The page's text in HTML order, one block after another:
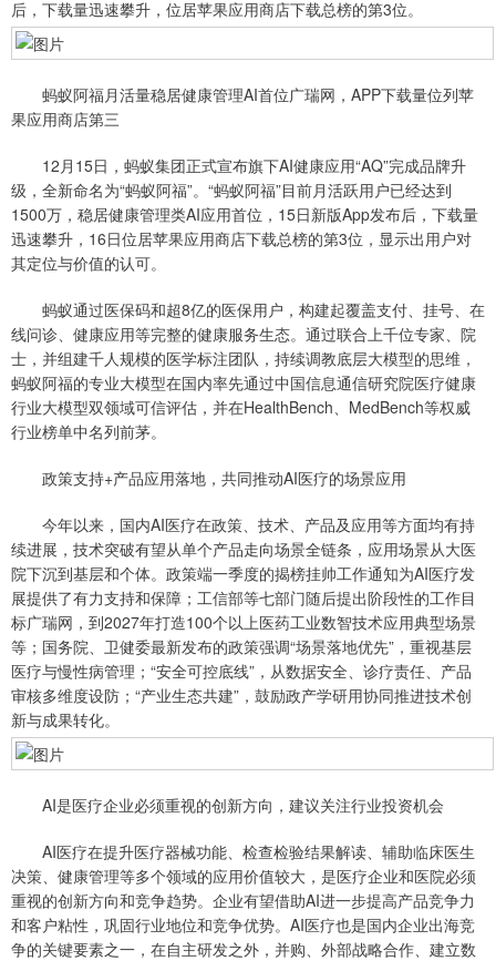
后，下载量迅速攀升，位居苹果应用商店下载总榜的第3位。
蚂蚁阿福月活量稳居健康管理AI首位广瑞网，APP下载量位列苹
果应用商店第三
12月15日，蚂蚁集团正式宣布旗下AI健康应用“AQ”完成品牌升
级，全新命名为“蚂蚁阿福”。“蚂蚁阿福”目前月活跃用户已经达到
1500万，稳居健康管理类AI应用首位，15日新版App发布后，下载量
迅速攀升，16日位居苹果应用商店下载总榜的第3位，显示出用户对
其定位与价值的认可。
蚂蚁通过医保码和超8亿的医保用户，构建起覆盖支付、挂号、在
线问诊、健康应用等完整的健康服务生态。通过联合上千位专家、院
士，并组建千人规模的医学标注团队，持续调教底层大模型的思维，
蚂蚁阿福的专业大模型在国内率先通过中国信息通信研究院医疗健康
行业大模型双领域可信评估，并在HealthBench、MedBench等权威
行业榜单中名列前茅。
政策支持+产品应用落地，共同推动AI医疗的场景应用
今年以来，国内AI医疗在政策、技术、产品及应用等方面均有持
续进展，技术突破有望从单个产品走向场景全链条，应用场景从大医
院下沉到基层和个体。政策端一季度的揭榜挂帅工作通知为AI医疗发
展提供了有力支持和保障；工信部等七部门随后提出阶段性的工作目
标广瑞网，到2027年打造100个以上医药工业数智技术应用典型场景
等；国务院、卫健委最新发布的政策强调“场景落地优先”，重视基层
医疗与慢性病管理；“安全可控底线”，从数据安全、诊疗责任、产品
审核多维度设防；“产业生态共建”，鼓励政产学研用协同推进技术创
新与成果转化。
AI是医疗企业必须重视的创新方向，建议关注行业投资机会
AI医疗在提升医疗器械功能、检查检验结果解读、辅助临床医生
决策、健康管理等多个领域的应用价值较大，是医疗企业和医院必须
重视的创新方向和竞争趋势。企业有望借助AI进一步提高产品竞争力
和客户粘性，巩固行业地位和竞争优势。AI医疗也是国内企业出海竞
争的关键要素之一，在自主研发之外，并购、外部战略合作、建立数